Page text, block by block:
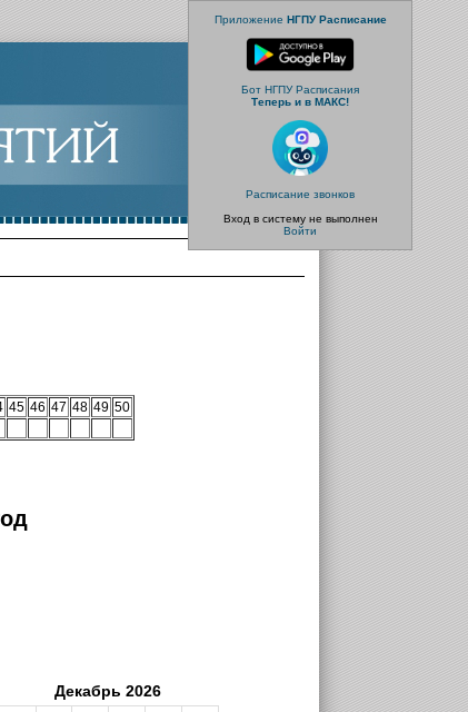
Приложение НГПУ Расписание
Бот НГПУ Расписания
Теперь и в МАКС!
Расписание звонков
Вход в систему не выполнен
Войти
45 46 47 48 49 50
Декабрь 2026